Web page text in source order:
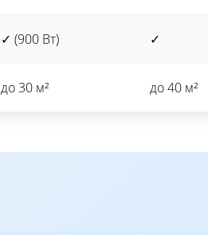
✓ (900 Вт) ✓
до 30 м² до 40 м²